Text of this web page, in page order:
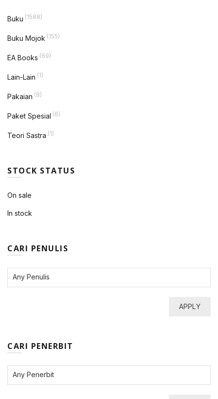
Buku (1588)
Buku Mojok (155)
EA Books (69)
Lain-Lain (1)
Pakaian (8)
Paket Spesial (6)
Teori Sastra (1)
STOCK STATUS
On sale
In stock
CARI PENULIS
APPLY
CARI PENERBIT